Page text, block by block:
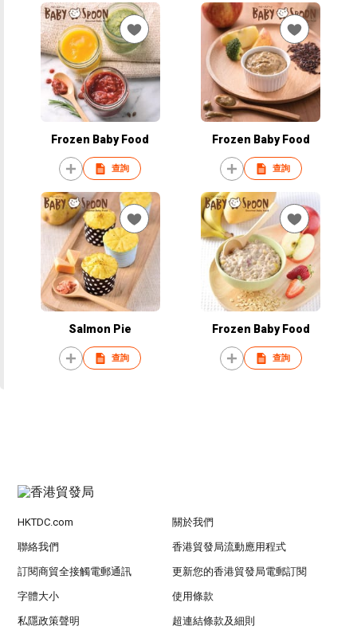
Frozen Baby Food
查詢
Frozen Baby Food
查詢
Salmon Pie
查詢
Frozen Baby Food
查詢
HKTDC.com 關於我們
聯絡我們 香港貿發局流動應用程式
訂閱商貿全接觸電郵通訊 更新您的香港貿發局電郵訂閱
字體大小 使用條款
私隱政策聲明 超連結條款及細則